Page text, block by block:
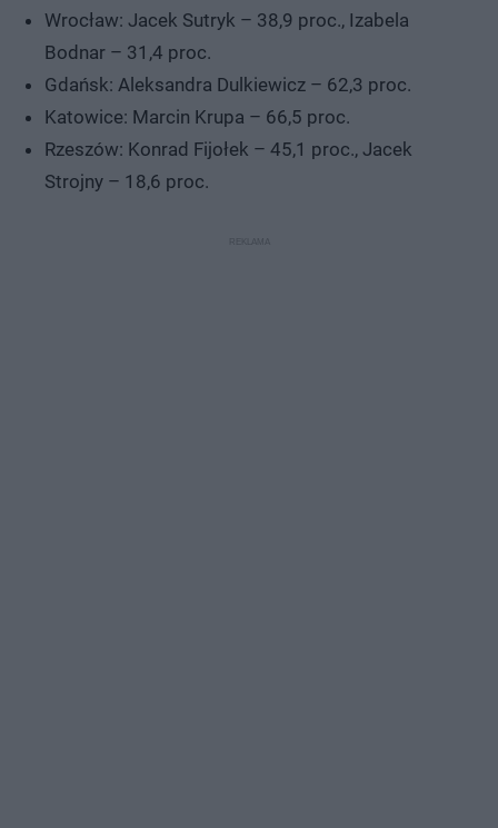
Wrocław: Jacek Sutryk – 38,9 proc., Izabela
Bodnar – 31,4 proc.
Gdańsk: Aleksandra Dulkiewicz – 62,3 proc.
Katowice: Marcin Krupa – 66,5 proc.
Rzeszów: Konrad Fijołek – 45,1 proc., Jacek
Strojny – 18,6 proc.